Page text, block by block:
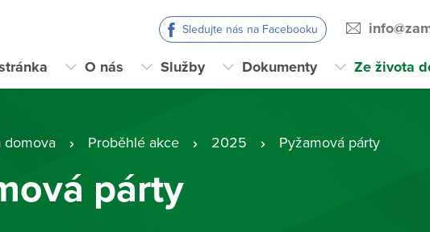
Sledujte nás na Facebooku
O nás Služby Dokumenty Ze života
domova Proběhlé akce 2025 Pyžamová párty
párty